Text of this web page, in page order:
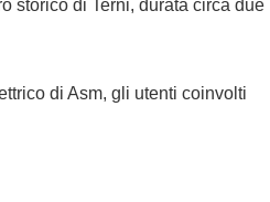
storico di Terni, durata circa due
di Asm, gli utenti coinvolti